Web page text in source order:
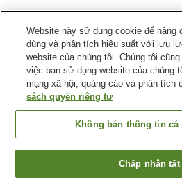
Hiển thị trên bản đồ
Tiện nghi chỗ nghỉ
Bãi đỗ xe
Tìm phòng
Website này sử dụng cookie để nâng
dùng và phân tích hiệu suất với lưu
website của chúng tôi. Chúng tôi
việc bạn sử dụng website của chúng
mạng xã hội, quảng cáo và phân tích
sách quyền riêng tư
Không bán thông tin cá
Chấp nhận tất